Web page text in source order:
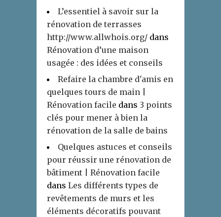
L’essentiel à savoir sur la
rénovation de terrasses
http://www.allwhois.org/ dans
Rénovation d’une maison
usagée : des idées et conseils
Refaire la chambre d'amis en
quelques tours de main |
Rénovation facile dans 3 points
clés pour mener à bien la
rénovation de la salle de bains
Quelques astuces et conseils
pour réussir une rénovation de
bâtiment | Rénovation facile
dans Les différents types de
revêtements de murs et les
éléments décoratifs pouvant